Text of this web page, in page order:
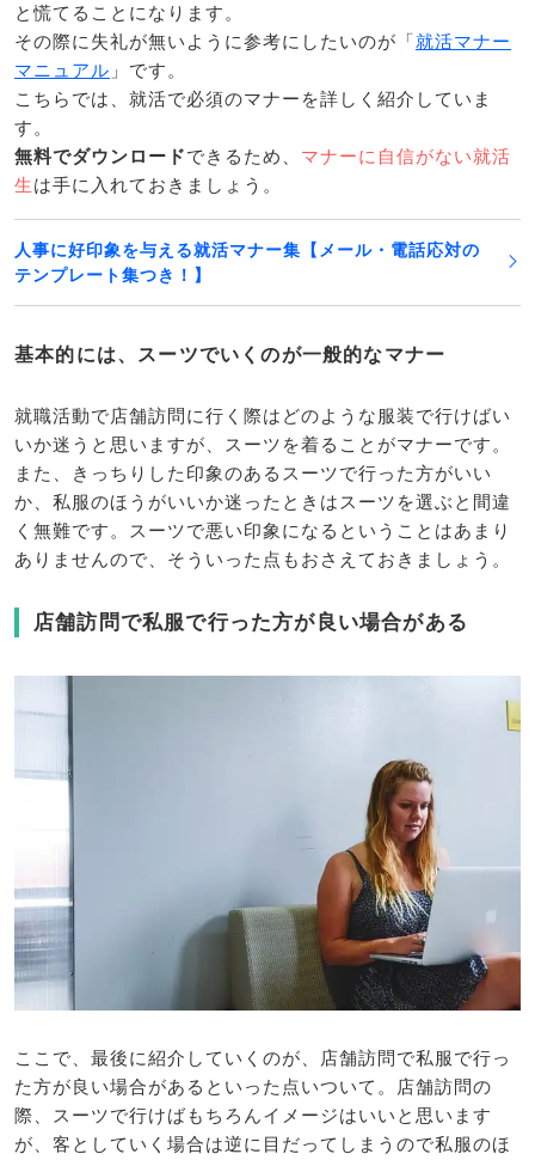
と慌てることになります。
その際に失礼が無いように参考にしたいのが「就活マナー
マニュアル 」です。
こちらでは、就活で必須のマナーを詳しく紹介していま
す。
無料でダウンロードできるため、 マナーに自信がない就活
生は手に入れておきましょう。
人事に好印象を与える就活マナー集【メール・電話応対の
テンプレート集つき！】
基本的には、スーツでいくのが一般的なマナー
就職活動で店舗訪問に行く際はどのような服装で行けばい
いか迷うと思いますが、スーツを着ることがマナーです。
また、きっちりした印象のあるスーツで行った方がいい
か、私服のほうがいいか迷ったときはスーツを選ぶと間違
く無難です。スーツで悪い印象になるということはあまり
ありませんので、そういった点もおさえておきましょう。
店舗訪問で私服で行った方が良い場合がある
ここで、最後に紹介していくのが、店舗訪問で私服で行っ
た方が良い場合があるといった点いついて。店舗訪問の
際、スーツで行けばもちろんイメージはいいと思います
が、客としていく場合は逆に目だってしまうので私服のほ